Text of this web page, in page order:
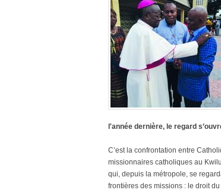
l'année dernière, le regard
C’est la confrontation entre
missionnaires catholiques au
qui, depuis la métropole, se
frontières des missions : le droit